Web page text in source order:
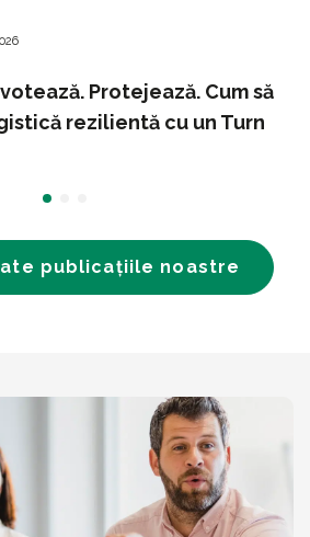
Protejează. Cum să
rezilientă cu un Turn
publicațiile noastre